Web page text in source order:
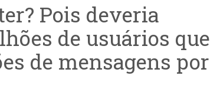
Pois deveria
de usuários que
de mensagens por